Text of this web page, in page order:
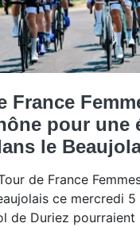
France
pour une
le
de France
ce mercredi
de Duriez pourraient